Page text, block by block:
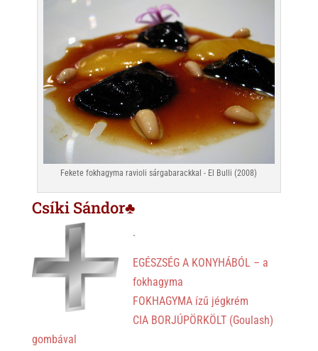
Fekete fokhagyma ravioli sárgabarackkal - El Bulli (2008)
Csíki Sándor♣
.
EGÉSZSÉG A KONYHÁBÓL – a
fokhagyma
FOKHAGYMA ízű jégkrém
CIA BORJÚPÖRKÖLT (Goulash)
gombával